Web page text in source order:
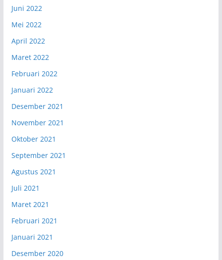
Juni 2022
Mei 2022
April 2022
Maret 2022
Februari 2022
Januari 2022
Desember 2021
November 2021
Oktober 2021
September 2021
Agustus 2021
Juli 2021
Maret 2021
Februari 2021
Januari 2021
Desember 2020